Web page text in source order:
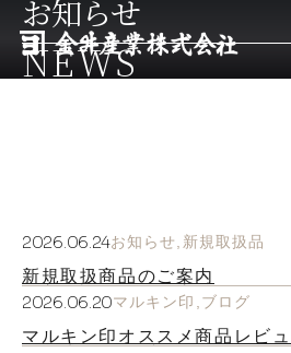
金井産業の強み
お知らせ
NEWS
お知らせ 新規取扱品
2026.06.24
新規取扱商品のご案内
マルキン印 ブログ
2026.06.20
マルキン印オススメ商品レビ